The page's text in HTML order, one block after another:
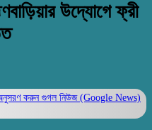
‌উদ্যোগে ফ্রী
করুন গুগল নিউজ (Google News)